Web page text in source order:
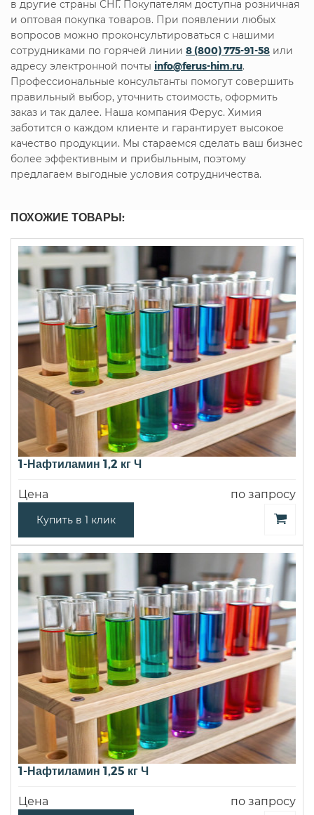
в другие страны СНГ. Покупателям доступна розничная
и оптовая покупка товаров. При появлении любых
вопросов можно проконсультироваться с нашими
сотрудниками по горячей линии 8 (800) 775-91-58 или
адресу электронной почты info@ferus-him.ru.
Профессиональные консультанты помогут совершить
правильный выбор, уточнить стоимость, оформить
заказ и так далее. Наша компания Ферус. Химия
заботится о каждом клиенте и гарантирует высокое
качество продукции. Мы стараемся сделать ваш бизнес
более эффективным и прибыльным, поэтому
предлагаем выгодные условия сотрудничества.
ПОХОЖИЕ ТОВАРЫ:
1-Нафтиламин 1,2 кг Ч
Цена по запросу
Купить в 1 клик
1-Нафтиламин 1,25 кг Ч
Цена по запросу